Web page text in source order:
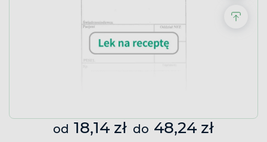
od 18,14 zł do 48,24 zł